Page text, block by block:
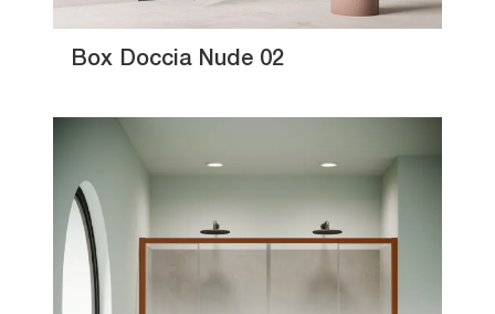
Box Doccia Nude 02